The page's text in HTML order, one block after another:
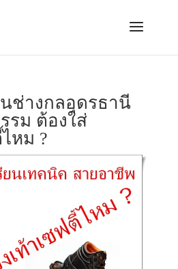
นช่างกลอุดรธานี
รม ต้องใส่
หม ?